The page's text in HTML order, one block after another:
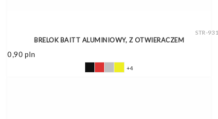
STR-
BRELOK BAITT ALUMINIOWY, Z OTWIERACZEM
0,90 pln
+4